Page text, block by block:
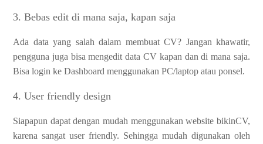
3. Bebas edit di mana saja, kapan saja
Ada data yang salah dalam membuat CV? Jangan khawatir,
pengguna juga bisa mengedit data CV kapan dan di mana saja.
Bisa login ke Dashboard menggunakan PC/laptop atau ponsel.
4. User friendly design
Siapapun dapat dengan mudah menggunakan website bikinCV,
karena sangat user friendly. Sehingga mudah digunakan oleh